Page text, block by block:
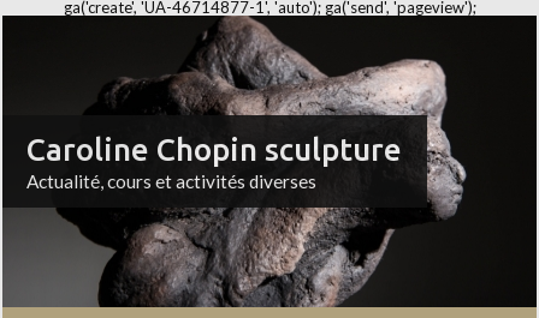
ga('create', 'UA-46714877-1', 'auto'); ga('send', 'pageview');
Caroline Chopin sculpture
Actualité, cours et activités diverses